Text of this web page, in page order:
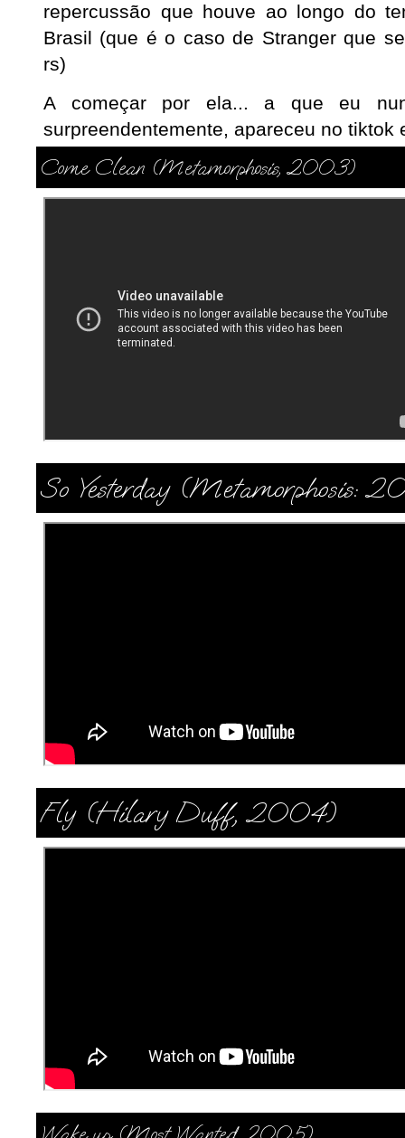
repercussão que houve ao longo do
Brasil (que é o caso de Stranger que
rs)
A começar por ela... a que eu
surpreendentemente, apareceu no tiktok
Come Clean (Metamorphosis, 2003)
So Yesterday (Metamorphosis:
Fly (Hilary Duff, 2004)